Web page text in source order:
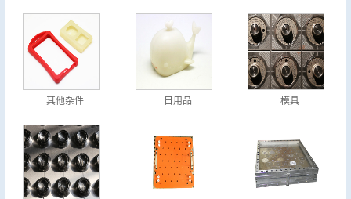
其他杂件 日用品 模具